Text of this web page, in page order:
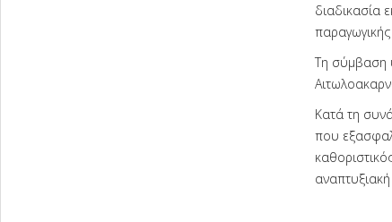
διαδικασία
Τη σύμβαση
Κατά τη
που